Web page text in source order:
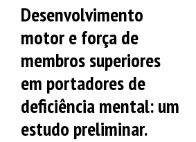
Desenvolvimento
motor e força de
membros superiores
em portadores de
deficiência mental: um
estudo preliminar.